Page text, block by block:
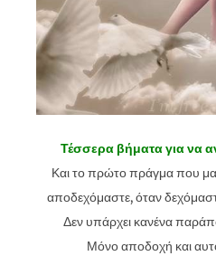
Τέσσερα βήματα για να
Και το πρώτο πράγμα που
αποδεχόμαστε, όταν
Δεν υπάρχει κανένα
Μόνο αποδοχή και